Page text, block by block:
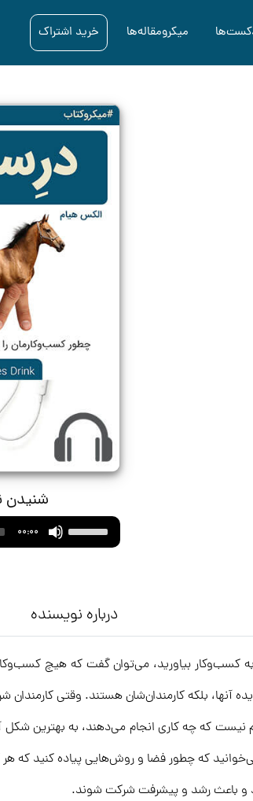
میکرومقاله‌ها خرید اشتراک
شنیدن
00:00
Use
Up/Down
to
increase
decrease
volume.
درباره نویسنده
بیاورید، می‌توان گفت که هیچ
بلکه کارمندان‌شان هستند. وقتی کارمندان
نیست که چه کاری انجام می‌دهند، به بهترین شکل
که چطور فضا و روش‌هایی پیاده کنید که
و باعث رشد و پیشرفت شرکت شوند.